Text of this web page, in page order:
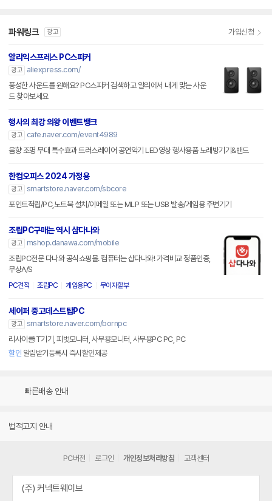
파워링크 광고 가입신청
알리익스프레스 PC스피커
광고
aliexpress.com/
풍성한 사운드를 원해요? PC스피커 검색하고 알리에서 내게 맞는 사운
드 찾아보세요
행사의 최강 의왕 이벤트뱅크
광고
cafe.naver.com/event4989
음향 조명 무대 특수효과 트러스레이어 공연악기 LED영상 행사용품 노래방기기&밴드
한컴오피스 2024 가정용
광고 smartstore.naver.com/sbcore
포인트적립/PC,노트북 설치/이메일 또는 MLP 또는 USB 발송/게임용 주변기기
조립PC구매는 역시 샵다나와
광고
mshop.danawa.com/mobile
조립PC전문 다나와 공식쇼핑몰. 컴퓨터는 샵다나와! 가격비교 정품인증,
무상A/S
PC견적 조립PC 게임용PC 무이자할부
세이퍼 중고데스트탑PC
광고 smartstore.naver.com/bornpc
리사이클IT기기, 피벗모니터, 사무용모니터, 사무용PC PC, PC
할인 알림받기등록시 즉시할인제공
빠른배송 안내
법적고지 안내
PC버전 로그인 개인정보처리방침 고객센터
(주) 커넥트웨이브